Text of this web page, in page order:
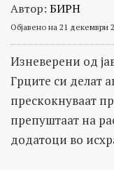
Автор: БИРН
Објавено на 21 декември
Изневерени од
Грците си делат
прескокнуваат
препуштаат на
додатоци во